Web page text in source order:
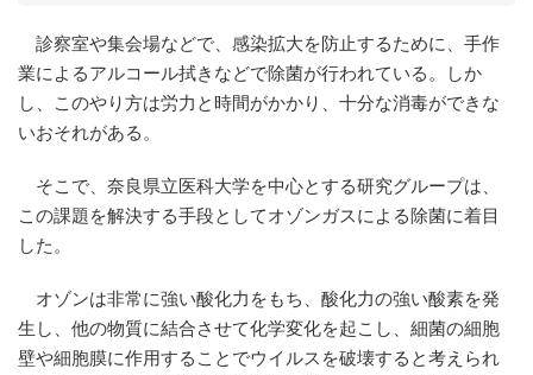
診察室や集会場などで、感染拡大を防止するために、手作
業によるアルコール拭きなどで除菌が行われている。しか
し、このやり方は労力と時間がかかり、十分な消毒ができな
いおそれがある。
そこで、奈良県立医科大学を中心とする研究グループは、
この課題を解決する手段としてオゾンガスによる除菌に着目
した。
オゾンは非常に強い酸化力をもち、酸化力の強い酸素を発
生し、他の物質に結合させて化学変化を起こし、細菌の細胞
壁や細胞膜に作用することでウイルスを破壊すると考えられ